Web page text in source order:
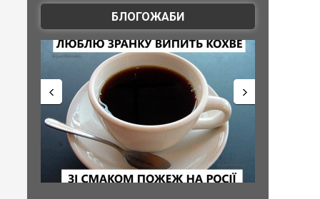
БЛОГОЖАБИ